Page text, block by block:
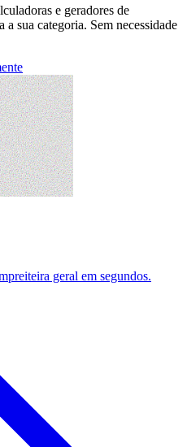
e geradores de
sua categoria. Sem necessidade
geral em segundos.